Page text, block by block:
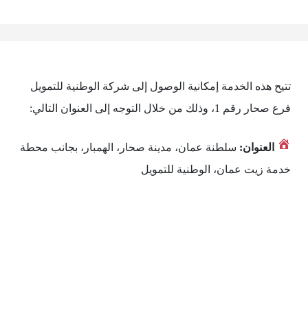
تتيح هذه الخدمة إمكانية الوصول إلى شركة الوطنية للتمويل
فرع صحار رقم 1، وذلك من خلال التوجه إلى العنوان التالي:
العنوان: سلطنة عمان، مدينة صحار، الهمبار، بجانب محطة
خدمة زيت عمان، الوطنية للتمويل